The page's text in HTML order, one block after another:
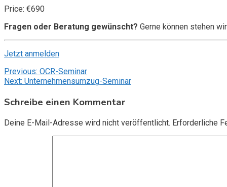
Price: €690
Fragen oder Beratung gewünscht? Gerne können stehen
Jetzt anmelden
Beitragsnavigation
Previous: OCR-Seminar
Next: Unternehmensumzug-Seminar
Schreibe einen Kommentar
Deine E-Mail-Adresse wird nicht veröffentlicht. Erforderliche